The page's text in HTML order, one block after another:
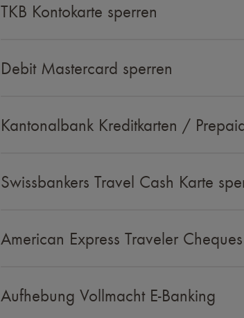
TKB Kontokarte sperren
Debit Mastercard sperren
Kantonalbank Kreditkarten /
Swissbankers Travel Cash Karte
American Express Traveler
Aufhebung Vollmacht E-Banking